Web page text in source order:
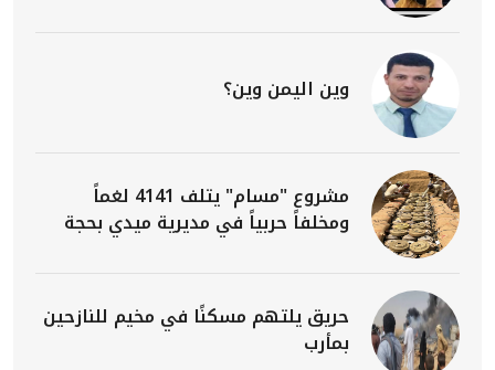
وين اليمن وين؟
مشروع "مسام" يتلف 4141 لغماً
ومخلفاً حربياً في مديرية ميدي بحجة
حريق يلتهم مسكنًا في مخيم للنازحين
بمأرب